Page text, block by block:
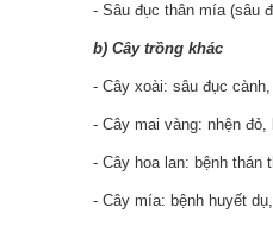
- Sâu đục thân mía (sâu
b) Cây trồng khác
- Cây xoài: sâu đục
- Cây mai vàng: nhện
- Cây hoa lan: bệnh thán
- Cây mía: bệnh huyết